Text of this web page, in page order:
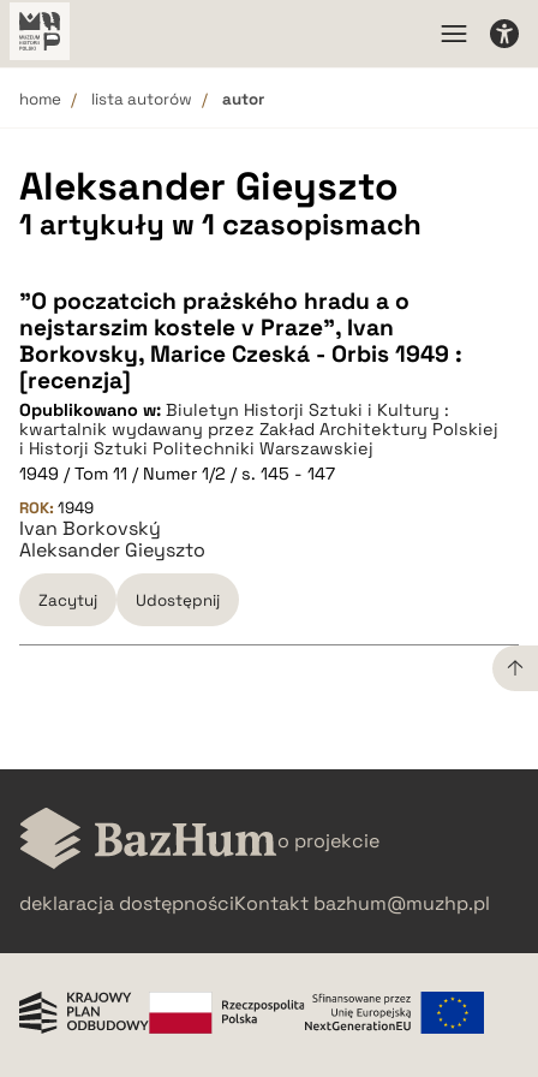
home lista autorów autor
Aleksander Gieyszto
1 artykuły w 1 czasopismach
"O poczatcich prażského hradu a o
nejstarszim kostele v Praze", Ivan
Borkovsky, Marice Czeská - Orbis 1949 :
[recenzja]
Opublikowano w: Biuletyn Historji Sztuki i Kultury :
kwartalnik wydawany przez Zakład Architektury Polskiej
i Historji Sztuki Politechniki Warszawskiej
1949 / Tom 11 / Numer 1/2 / s. 145 - 147
ROK: 1949
Ivan Borkovský
Aleksander Gieyszto
Zacytuj Udostępnij
BIBTEX
o projekcie
deklaracja dostępnościKontakt bazhum@muzhp.pl